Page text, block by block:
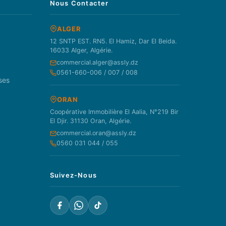
Nous Contacter
ALGER
12 SNTP EST. RN5. El Hamiz, Dar El Beida.
16033 Alger, Algérie.
commercial.alger@assly.dz
0561-660-006 / 007 / 008
ORAN
Coopérative Immobilière El Aalia, N°219 Bir
El Djir. 31130 Oran, Algérie.
commercial.oran@assly.dz
0560 031 044 / 055
Suivez-Nous